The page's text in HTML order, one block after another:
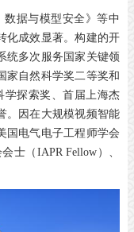
数据与模型安全》等中
化成效显著。构建的开
统多次服务国家关键领
家自然科学奖二等奖和
学探索奖、首届上海杰
。因在大规模视频智能
国电气电子工程师学会
士（IAPR Fellow）、